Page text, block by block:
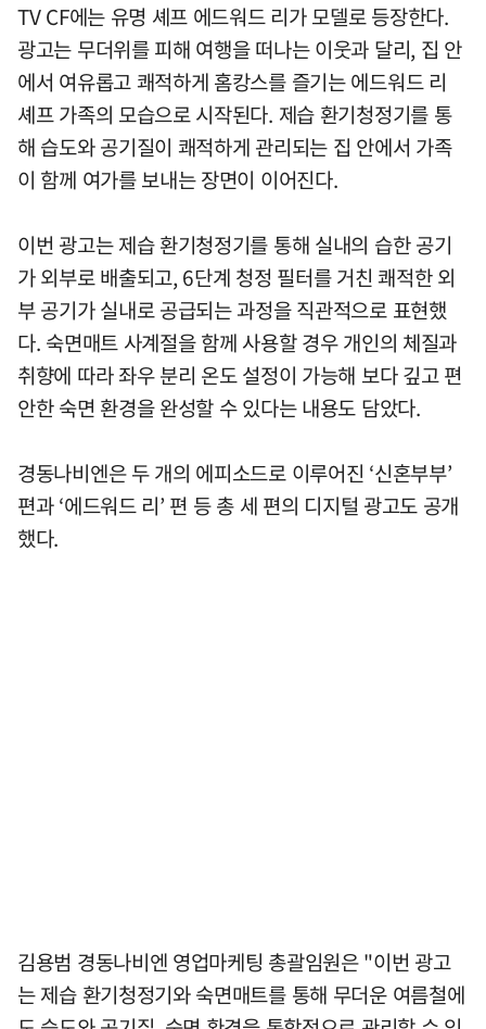
TV CF에는 유명 셰프 에드워드 리가 모델로 등장한다.
광고는 무더위를 피해 여행을 떠나는 이웃과 달리, 집 안
에서 여유롭고 쾌적하게 홈캉스를 즐기는 에드워드 리
셰프 가족의 모습으로 시작된다. 제습 환기청정기를 통
해 습도와 공기질이 쾌적하게 관리되는 집 안에서 가족
이 함께 여가를 보내는 장면이 이어진다.
이번 광고는 제습 환기청정기를 통해 실내의 습한 공기
가 외부로 배출되고, 6단계 청정 필터를 거친 쾌적한 외
부 공기가 실내로 공급되는 과정을 직관적으로 표현했
다. 숙면매트 사계절을 함께 사용할 경우 개인의 체질과
취향에 따라 좌우 분리 온도 설정이 가능해 보다 깊고 편
안한 숙면 환경을 완성할 수 있다는 내용도 담았다.
경동나비엔은 두 개의 에피소드로 이루어진 ‘신혼부부’
편과 ‘에드워드 리’ 편 등 총 세 편의 디지털 광고도 공개
했다.
김용범 경동나비엔 영업마케팅 총괄임원은 "이번 광고
는 제습 환기청정기와 숙면매트를 통해 무더운 여름철에